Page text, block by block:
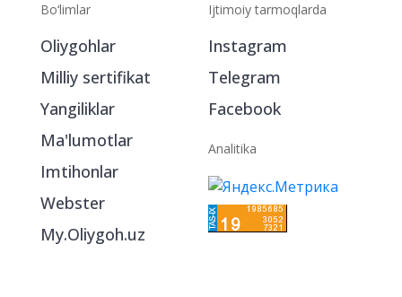
Bo‘limlar
Oliygohlar
Milliy sertifikat
Yangiliklar
Ma'lumotlar
Imtihonlar
Webster
My.Oliygoh.uz
Ijtimoiy tarmoqlarda
Instagram
Telegram
Facebook
Analitika